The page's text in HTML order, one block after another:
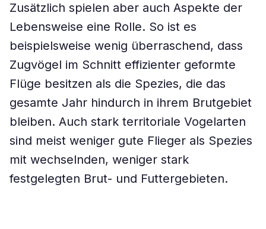
Zusätzlich spielen aber auch Aspekte der
Lebensweise eine Rolle. So ist es
beispielsweise wenig überraschend, dass
Zugvögel im Schnitt effizienter geformte
Flüge besitzen als die Spezies, die das
gesamte Jahr hindurch in ihrem Brutgebiet
bleiben. Auch stark territoriale Vogelarten
sind meist weniger gute Flieger als Spezies
mit wechselnden, weniger stark
festgelegten Brut- und Futtergebieten.